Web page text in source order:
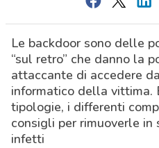
Le backdoor sono delle
“sul retro” che danno la
attaccante di accedere
informatico della vittima.
tipologie, i differenti
consigli per rimuoverle in
infetti